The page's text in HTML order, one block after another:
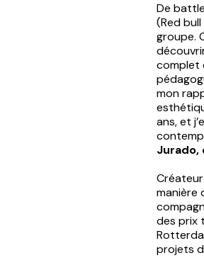
De
(Red
groupe.
complet
mon
ans, et
Jurado,
manière
des prix
projets